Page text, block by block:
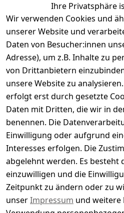
Kundenbewertungen
Basierend auf 0
Bewertung
5
4
3
2
1
Es hat noch niemand eine
Artikel abgegeben
Ihre Privatsphäre
Wir verwenden Cookies und
unserer Website und
Daten von Besucher:innen
Adresse), um z.B. Inhalte zu
von Drittanbietern
unsere Website zu
erfolgt erst durch gesetzte
Daten mit Dritten, die wir in
benennen. Die
Einwilligung oder aufgrund
Interesses erfolgen. Die
abgelehnt werden. Es besteht
einzuwilligen und die
Zeitpunkt zu ändern oder zu
unserImpressum und weitere